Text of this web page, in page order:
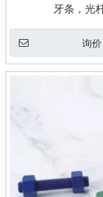
牙条，光
询价